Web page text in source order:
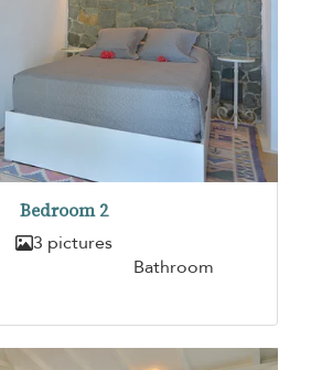
Bedroom 2
3 pictures
Bathroom